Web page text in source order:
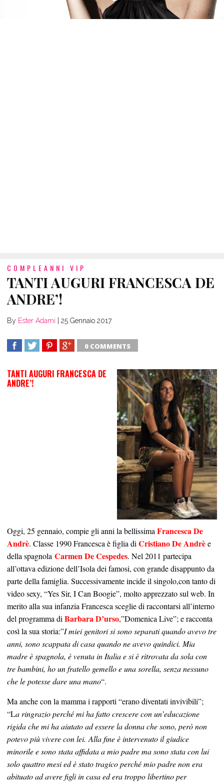
COMPLEANNI VIP
TANTI AUGURI FRANCESCA DE
ANDRE’!
By Ester Adami 25 Gennaio 2017
0 COMMENTS
TANTI AUGURI FRANCESCA DE
ANDRE’!
Oggi, 25 gennaio, compie gli anni la bellissimaFrancesca De
Andrè. Classe 1990 Francesca è figlia diCristiano De Andrèe
della spagnola Carmen De Cespedes. Nel 2011 partecipa
all’ottava edizione dell’Isola dei famosi, con grande disappunto da
parte della famiglia. Successivamente incide il singolo,con tanto di
video sexy, “Yes Sir, I Can Boogie”, molto apprezzato sul web. In
merito alla sua infanzia Francesca sceglie di raccontarsi all’interno
del programma diBarbara D’urso,”Domenica Live”; e racconta
così la sua storia:”I miei genitori si sono separati quando avevo tre
anni, sono scappata di casa quando ne avevo quindici. Mia
madre è spagnola, è venuta in Italia e si è ritrovata da sola con
tre bambini, ho un fratello gemello e una sorella, senza nessuno
che le potesse dare una mano“.
Ma anche con la mamma i rapporti “erano diventati invivibili”;
“La ringrazio perché mi ha fatto crescere con un’educazione
rigida che mi ha aiutato ad essere la donna che sono, però non
potevo più vivere con lei. Alla fine è intervenuto il giudice
minorile e sono stata affidata a mio padre ma sono stata con lui
solo quattro mesi ed è stato tragico perché mio padre non era
abituato ad avere figli in casa ed era troppo libertino per